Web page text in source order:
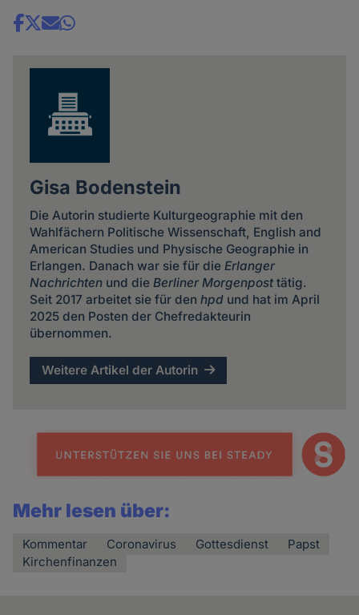
Share
Gisa Bodenstein
Die Autorin studierte Kulturgeographie mit den
Wahlfächern Politische Wissenschaft, English and
American Studies und Physische Geographie in
Erlangen. Danach war sie für die Erlanger
Nachrichtenund die Berliner Morgenposttätig.
Seit 2017 arbeitet sie für den hpdund hat im April
2025 den Posten der Chefredakteurin
übernommen.
Weitere Artikel der Autorin
Mehr lesen über:
Kommentar Coronavirus Gottesdienst
Papst
Kirchenfinanzen